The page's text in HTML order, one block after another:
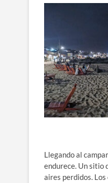
Llegando al
endurece. Un sitio
aires perdidos.